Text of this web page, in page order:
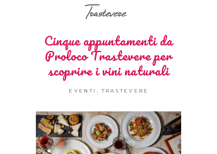
Trastevere
Cinque appuntamenti da
Proloco Trastevere per
scoprire i vini naturali
EVENTI , TRASTEVERE